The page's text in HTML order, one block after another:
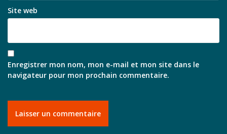
Site web
Enregistrer mon nom, mon e-mail et mon site dans le
navigateur pour mon prochain commentaire.